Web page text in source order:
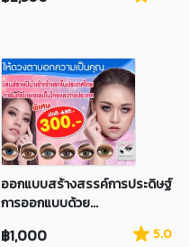
ออกแบบสร้างสรรค์การประดิษฐ์
การออกแบบด้วย...
฿1,000 5.0